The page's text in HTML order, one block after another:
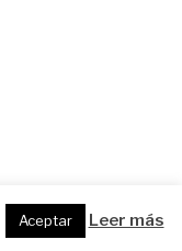
Aceptar Leer más